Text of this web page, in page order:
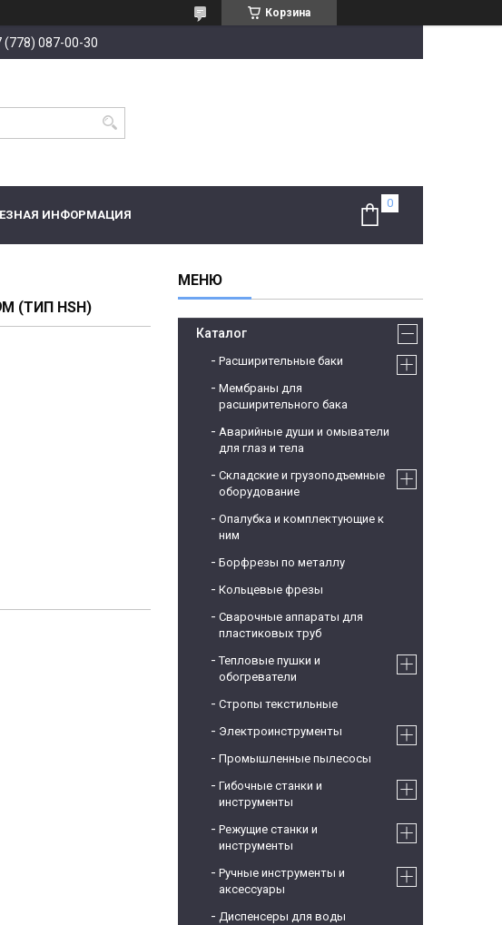
Корзина
(778) 087-00-30
ИНФОРМАЦИЯ
(ТИП HSH)
Каталог
Расширительные баки
Мембраны для
расширительного бака
Аварийные души и омыватели
для глаз и тела
Складские и грузоподъемные
оборудование
Опалубка и комплектующие к
ним
Борфрезы по металлу
Кольцевые фрезы
Сварочные аппараты для
пластиковых труб
Тепловые пушки и
обогреватели
Стропы текстильные
Электроинструменты
Промышленные пылесосы
Гибочные станки и
инструменты
Режущие станки и
инструменты
Ручные инструменты и
аксессуары
Диспенсеры для воды